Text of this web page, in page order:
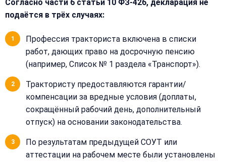
Закрыть
меню
Согласно части 6 статьи 10 ФЗ-426, декларация не
подаётся в трёх случаях:
Профессия тракториста включена в списки
работ, дающих право на досрочную пенсию
(например, Список № 1 раздела «Транспорт»).
Трактористу предоставляются гарантии/
компенсации за вредные условия (доплаты,
сокращённый рабочий день, дополнительный
отпуск) на основании законодательства.
По результатам предыдущей СОУТ или
аттестации на рабочем месте были установлены
Написать
нам
Имя:
Бесплатная
консультация
имя
и